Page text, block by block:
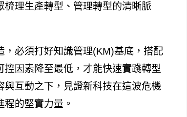
理生產轉型、管理轉型的清晰脈
必須打好知識管理(KM)基底，搭配
因素降至最低，才能快速實踐轉型
與互動之下，見證新科技在這波危機
的堅實力量。